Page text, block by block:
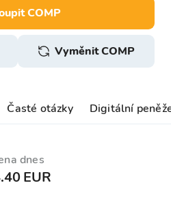
COMP
Vyměnit COMP
Časté otázky Digitální
dnes
EUR